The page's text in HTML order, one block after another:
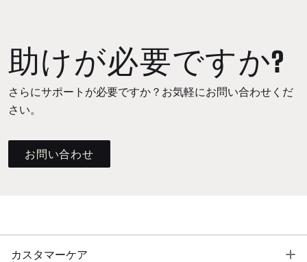
助けが必要ですか?
さらにサポートが必要ですか？お気軽にお問い合わせくだ
さい。
お問い合わせ
カスタマーケア